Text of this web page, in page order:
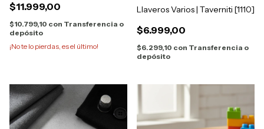
$11.999,00
$10.799,10 con Transferencia o
depósito
¡No te lo pierdas, es el último!
Llaveros Varios | Taverniti [1110]
$6.999,00
$6.299,10 con Transferencia o
depósito